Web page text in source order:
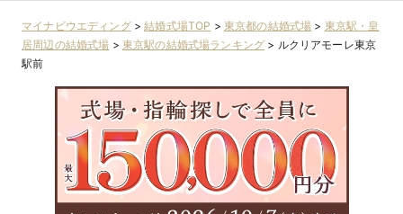
【少人数ウエディング*専門スタッフ常駐】
せるシンプルな結婚式が叶います。
マイナビウエディング>結婚式場TOP > 東京都の結婚式場 > 東京駅・皇
居周辺の結婚式場 > 東京駅の結婚式場ランキング > ルクリアモーレ東京
駅前